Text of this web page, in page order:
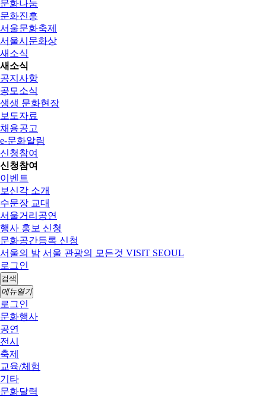
문화나눔
문화진흥
서울문화축제
서울시문화상
새소식
새소식
공지사항
공모소식
생생 문화현장
보도자료
채용공고
e-문화알림
신청참여
신청참여
이벤트
보신각 소개
수문장 교대
서울거리공연
행사 홍보 신청
문화공간등록 신청
서울의 밤 서울 관광의 모든것 VISIT SEOUL
로그인
검색
메뉴열기
로그인
문화행사
공연
전시
축제
교육/체험
기타
문화달력